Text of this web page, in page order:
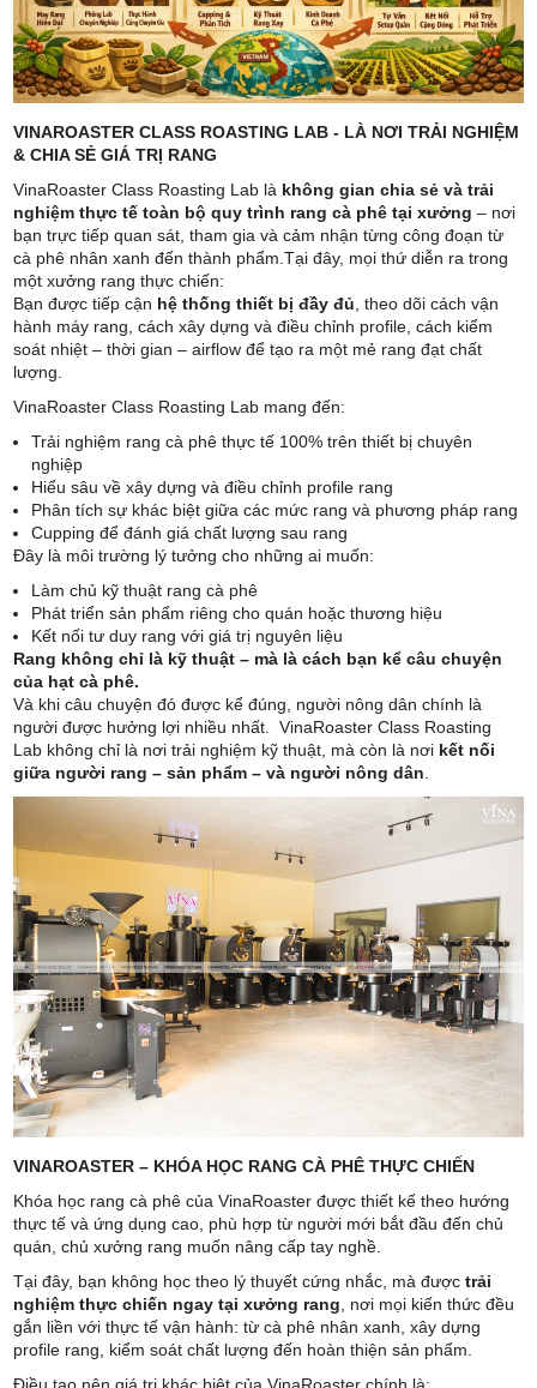
VINAROASTER CLASS ROASTING LAB - LÀ NƠI TRẢI NGHIỆM
& CHIA SẺ GIÁ TRỊ RANG
VinaRoaster Class Roasting Lab là không gian chia sẻ và trải
nghiệm thực tế toàn bộ quy trình rang cà phê tại xưởng – nơi
bạn trực tiếp quan sát, tham gia và cảm nhận từng công đoạn từ
cà phê nhân xanh đến thành phẩm.Tại đây, mọi thứ diễn ra trong
một xưởng rang thực chiến:
Bạn được tiếp cận hệ thống thiết bị đầy đủ , theo dõi cách vận
hành máy rang, cách xây dựng và điều chỉnh profile, cách kiểm
soát nhiệt – thời gian – airflow để tạo ra một mẻ rang đạt chất
lượng.
VinaRoaster Class Roasting Lab mang đến:
Trải nghiệm rang cà phê thực tế 100% trên thiết bị chuyên
nghiệp
Hiểu sâu về xây dựng và điều chỉnh profile rang
Phân tích sự khác biệt giữa các mức rang và phương pháp rang
Cupping để đánh giá chất lượng sau rang
Đây là môi trường lý tưởng cho những ai muốn:
Làm chủ kỹ thuật rang cà phê
Phát triển sản phẩm riêng cho quán hoặc thương hiệu
Kết nối tư duy rang với giá trị nguyên liệu
Rang không chỉ là kỹ thuật – mà là cách bạn kể câu chuyện
của hạt cà phê.
Và khi câu chuyện đó được kể đúng, người nông dân chính là
người được hưởng lợi nhiều nhất. VinaRoaster Class Roasting
Lab không chỉ là nơi trải nghiệm kỹ thuật, mà còn là nơi kết nối
giữa người rang – sản phẩm – và người nông dân
VINAROASTER – KHÓA HỌC RANG CÀ PHÊ THỰC CHIẾN
Khóa học rang cà phê của VinaRoaster được thiết kế theo hướng
thực tế và ứng dụng cao, phù hợp từ người mới bắt đầu đến chủ
quán, chủ xưởng rang muốn nâng cấp tay nghề.
Tại đây, bạn không học theo lý thuyết cứng nhắc, mà đượctrải
nghiệm thực chiến ngay tại xưởng rang , nơi mọi kiến thức đều
gắn liền với thực tế vận hành: từ cà phê nhân xanh, xây dựng
profile rang, kiểm soát chất lượng đến hoàn thiện sản phẩm.